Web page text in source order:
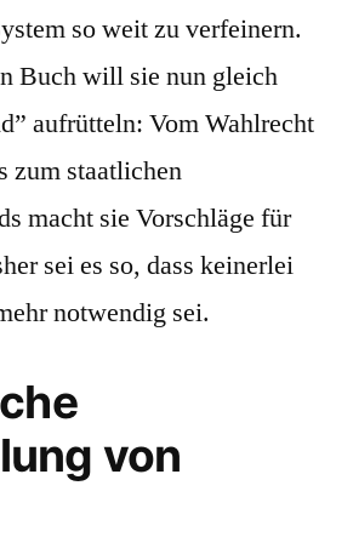
so weit zu verfeinern.
Buch will sie nun gleich
aufrütteln: Vom Wahlrecht
zum staatlichen
macht sie Vorschläge für
sei es so, dass keinerlei
notwendig sei.
von